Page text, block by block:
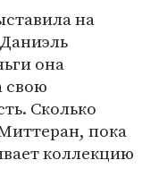
на
она
свою
Сколько
пока
коллекцию